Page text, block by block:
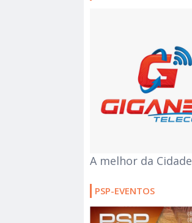
A melhor da Cidade
PSP-EVENTOS